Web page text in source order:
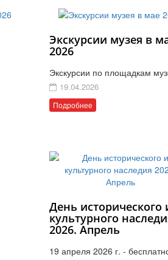
Экскурсии музея в
2026
Экскурсии по площадкам
19.04.2026
Подробнее
День исторического
культурного
2026. Апрель
19 апреля 2026 г. -